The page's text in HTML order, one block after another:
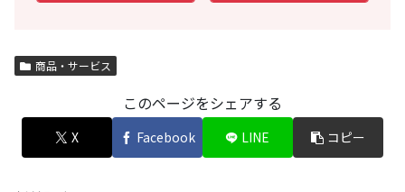
商品・サービス
このページをシェアする
X Facebook LINE コピー